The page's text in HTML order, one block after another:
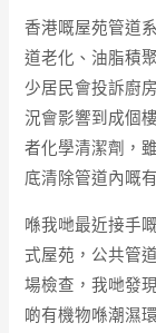
香港嘅屋苑管道
道老化、油脂積
少居民會投訴廚
況會影響到成個
者化學清潔劑，
底清除管道內嘅
喺我哋最近接手
式屋苑，公共管
場檢查，我哋發
啲有機物喺潮濕